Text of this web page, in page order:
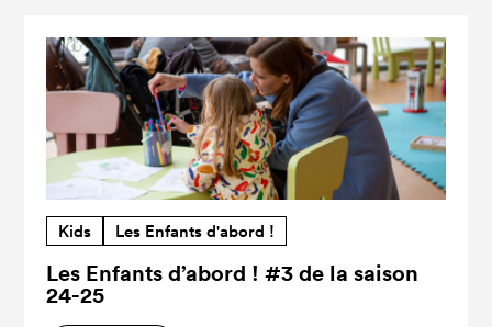
Kids Les Enfants d'abord !
Les Enfants d’abord ! #3 de la saison
24-25